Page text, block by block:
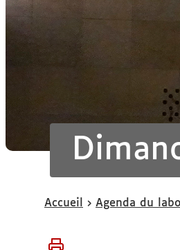
Vous
ici :
Accueil Agenda du